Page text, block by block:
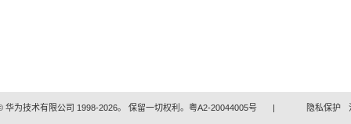
华为技术有限公司 1998-2026。 保留一切权利。粤A2-20044005号 | 隐私保护